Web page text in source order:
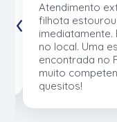
Atendimento
filhota
no local. Uma
encontrada no
muito
quesitos!
‹